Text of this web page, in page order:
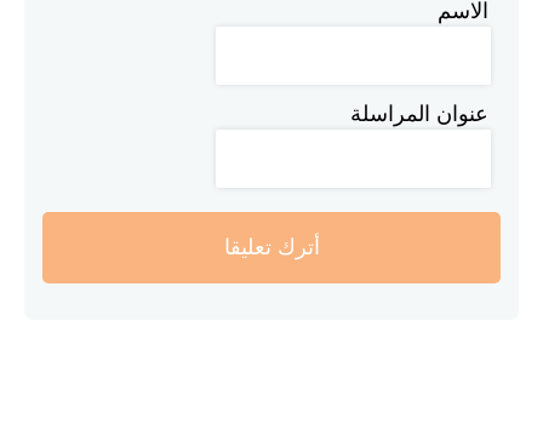
الاسم
عنوان المراسلة
أترك تعليقا